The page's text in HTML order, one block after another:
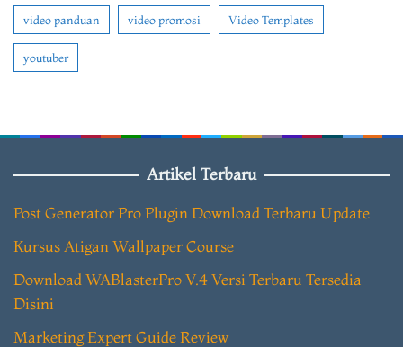
video panduan video promosi Video Templates
youtuber
Artikel Terbaru
Post Generator Pro Plugin Download Terbaru Update
Kursus Atigan Wallpaper Course
Download WABlasterPro V.4 Versi Terbaru Tersedia
Disini
Marketing Expert Guide Review